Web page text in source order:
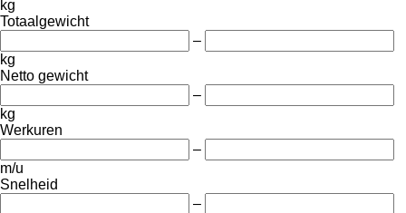
kg
Totaalgewicht
–
kg
Netto gewicht
–
kg
Werkuren
–
m/u
Snelheid
–